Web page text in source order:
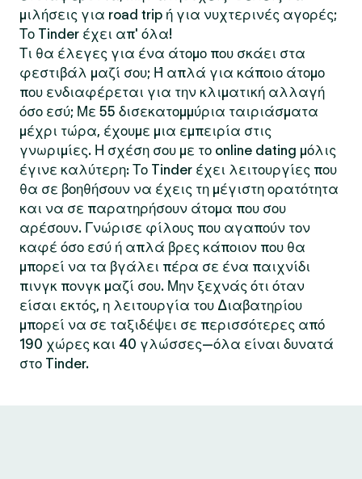
μιλήσεις για road trip ή για νυχτερινές αγορές;
Το Tinder έχει απ' όλα!
Τι θα έλεγες για ένα άτομο που σκάει στα
φεστιβάλ μαζί σου; Ή απλά για κάποιο άτομο
που ενδιαφέρεται για την κλιματική αλλαγή
όσο εσύ; Με 55 δισεκατομμύρια ταιριάσματα
μέχρι τώρα, έχουμε μια εμπειρία στις
γνωριμίες. Η σχέση σου με το online dating μόλις
έγινε καλύτερη: Το Tinder έχει λειτουργίες που
θα σε βοηθήσουν να έχεις τη μέγιστη ορατότητα
και να σε παρατηρήσουν άτομα που σου
αρέσουν. Γνώρισε φίλους που αγαπούν τον
καφέ όσο εσύ ή απλά βρες κάποιον που θα
μπορεί να τα βγάλει πέρα σε ένα παιχνίδι
πινγκ πονγκ μαζί σου. Μην ξεχνάς ότι όταν
είσαι εκτός, η λειτουργία του Διαβατηρίου
μπορεί να σε ταξιδέψει σε περισσότερες από
190 χώρες και 40 γλώσσες—όλα είναι δυνατά
στο Tinder.